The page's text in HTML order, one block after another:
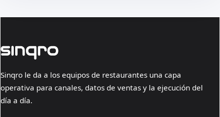
Sinqro le da a los equipos de restaurantes una capa
operativa para canales, datos de ventas y la ejecución del
día a día.